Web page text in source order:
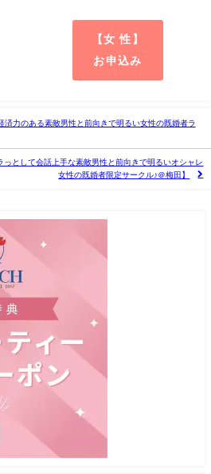
【女 性】
お申込み
済力のある素敵男性と前向きで明るい女性の既婚者ラ
っとして会話上手な素敵男性と前向きで明るいオシャレ
女性の既婚者限定サークル♪＠梅田】